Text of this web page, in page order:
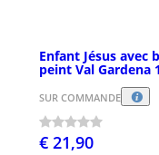
Enfant Jésus avec
peint Val Gardena
SUR COMMANDE
€ 21,90